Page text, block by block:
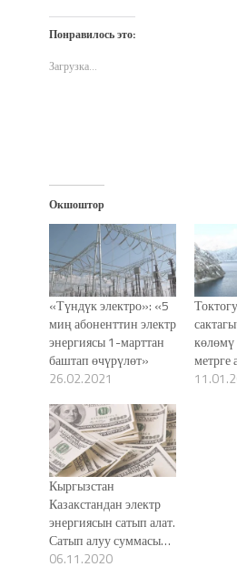
Twitter
(Открывается
в
окне)
Facebook
(Открывается
в
Понравилось это:
Загрузка...
Окшоштор
«Түндүк электро»: «5
миң абоненттин электр
энергиясы 1-марттан
баштап өчүрүлөт»
26.02.2021
метрге
Кыргызстан
Казакстандан электр
энергиясын сатып алат.
Сатып алуу суммасы…
06.11.2020